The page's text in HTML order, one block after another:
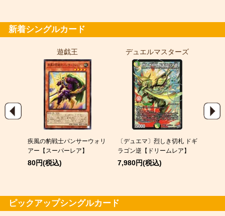
新着シングルカード
遊戯王
疾風の豹戦士パンサーウォリ
アー【スーパーレア】
80円(税込)
デュエルマスターズ
〔デュエマ〕烈しき切札 ドギ
ラゴン逆【ドリームレア】
7,980円(税込)
ピックアップシングルカード